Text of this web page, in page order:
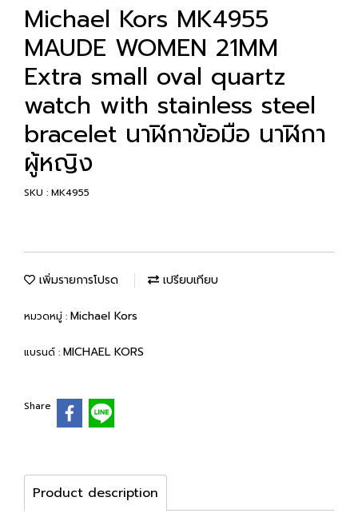
Michael Kors MK4955
MAUDE WOMEN 21MM
Extra small oval quartz
watch with stainless steel
bracelet นาฬิกาข้อมือ นาฬิกา
ผู้หญิง
SKU : MK4955
เพิ่มรายการโปรด เปรียบเทียบ
หมวดหมู่ : Michael Kors
แบรนด์ : MICHAEL KORS
Share
Product description